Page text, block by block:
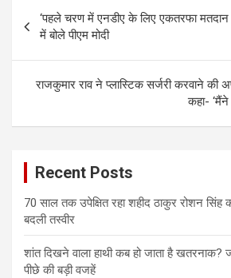
navigation
‘पहले चरण में एनडीए के लिए एकतरफा मतदान
में बोले पीएम मोदी
राजकुमार राव ने प्लास्टिक सर्जरी करवाने की
कहा- ‘मैंने
Recent Posts
70 साल तक उपेक्षित रहा शहीद ठाकुर रोशन सिंह
बदली तस्वीर
शांत दिखने वाला हाथी कब हो जाता है
पीछे की बड़ी वजहें